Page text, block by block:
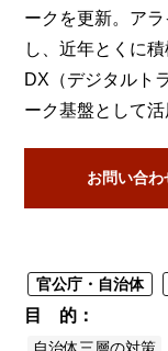
ークを更新。ア
し、近年とくに
DX（デジタルト
ーク基盤として
お問い合わ
官公庁・自治体
目 的